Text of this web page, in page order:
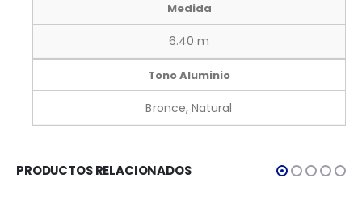
Medida
6.40 m
Tono Aluminio
Bronce, Natural
PRODUCTOS RELACIONADOS